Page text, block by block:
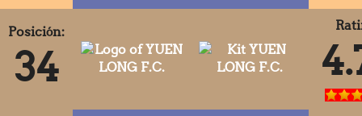
Posición:
34